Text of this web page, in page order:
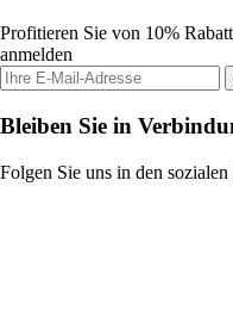
Profitieren Sie von 10%
anmelden
Bleiben Sie in
Folgen Sie uns in den